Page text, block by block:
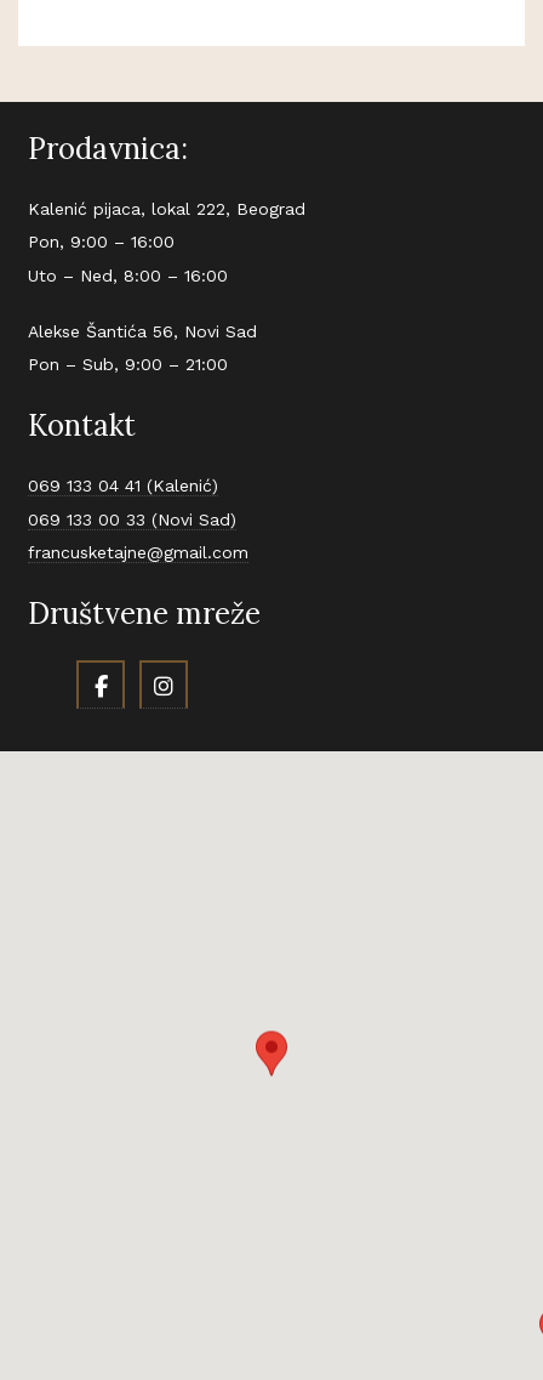
Prodavnica:
Kalenić pijaca, lokal 222, Beograd
Pon, 9:00 – 16:00
Uto – Ned, 8:00 – 16:00
Alekse Šantića 56, Novi Sad
Pon – Sub, 9:00 – 21:00
Kontakt
069 133 04 41 (Kalenić)
069 133 00 33 (Novi Sad)
francusketajne@gmail.com
Društvene mreže